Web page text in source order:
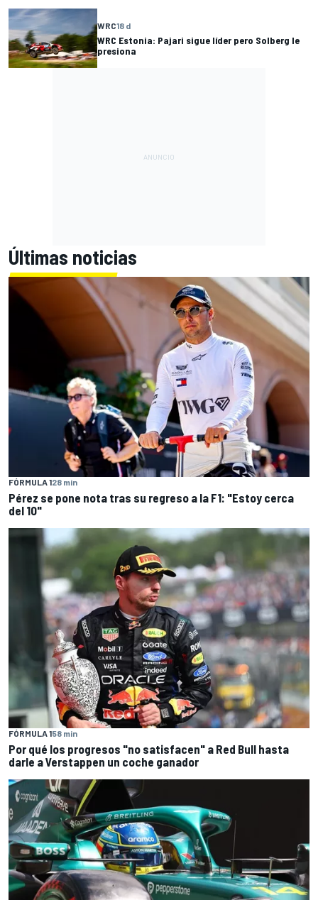
WRC18 d
WRC Estonia: Pajari sigue líder pero Solberg le
presiona
Últimas noticias
FÓRMULA 128 min
Pérez se pone nota tras su regreso a la F1: "Estoy cerca
del 10"
FÓRMULA 158 min
Por qué los progresos "no satisfacen" a Red Bull hasta
darle a Verstappen un coche ganador